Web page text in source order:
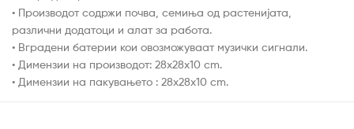
• Производот содржи почва, семиња од растенијата,
различни додатоци и алат за работа.
• Вградени батерии кои овозможуваат музички сигнали.
• Димензии на производот: 28x28x10 cm.
• Димензии на пакувањето : 28x28x10 cm.